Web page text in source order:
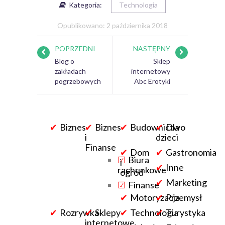
Kategoria: Technologia
Opublikowano: 2 października 2018
POPRZEDNI
Blog o
zakładach
pogrzebowych
NASTĘPNY
Sklep
internetowy
Abc Erotyki
Biznes
Biznes
i
Finanse
Biura
rachunkowe
Finanse
Budownictwo
Dla
dzieci
Dom
i
ogród
Gastronomia
Inne
Marketing
MotoryzacjaPrzemysł
RozrywkaSklepy
internetowe
TechnologiaTurystyka